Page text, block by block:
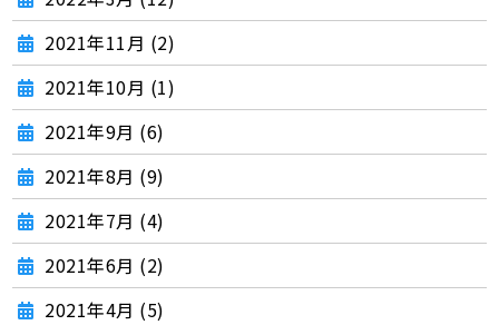
2021年11月 (2)
2021年10月 (1)
2021年9月 (6)
2021年8月 (9)
2021年7月 (4)
2021年6月 (2)
2021年4月 (5)